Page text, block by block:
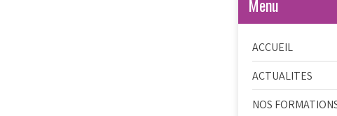
Menu
ACCUEIL
ACTUALITES
NOS